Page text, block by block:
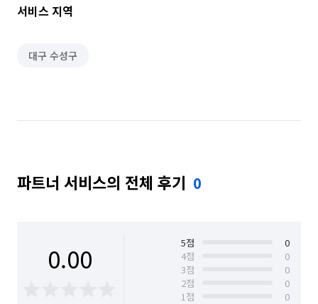
서비스 지역
대구 수성구
파트너 서비스의 전체 후기 0
0.00 5점
0
4점
0
3점
0
2점
0
1점
0